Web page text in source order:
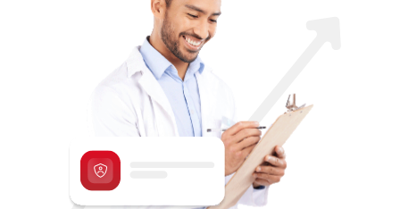
Extranjeros: Originales y fotocopias de carnet de
residencia o pasaporte.
Con debito automático de una Cuenta de Ahorro,
cheques o Tarjeta de Crédito Activa.